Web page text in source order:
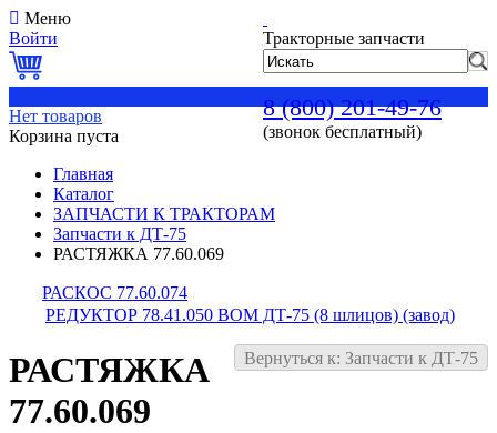
Тракторные запчасти
8 (800) 201-49-76
(звонок бесплатный)
Меню
Войти
Нет товаров
Корзина пуста
Главная
Каталог
ЗАПЧАСТИ К ТРАКТОРАМ
Запчасти к ДТ-75
РАСТЯЖКА 77.60.069
РАСКОС 77.60.074
РЕДУКТОР 78.41.050 ВОМ ДТ-75 (8 шлицов) (завод)
Вернуться к: Запчасти к ДТ-75
РАСТЯЖКА
77.60.069